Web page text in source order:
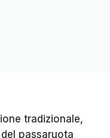
tradizionale,
passaruota